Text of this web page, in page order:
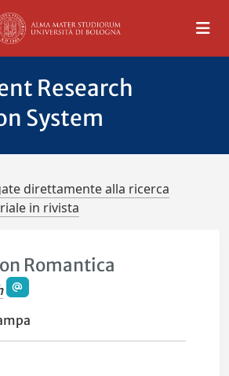
Research
System
direttamente alla ricerca
in rivista
Romantica